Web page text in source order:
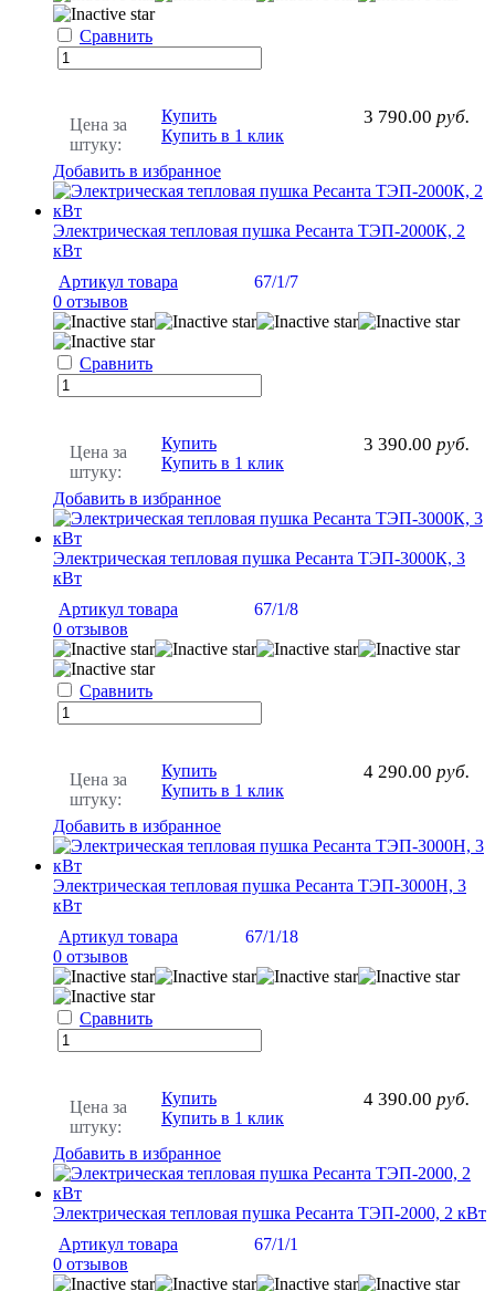
Сравнить
Цена за
штуку:
3 790.00 руб.
Купить
Купить в 1 клик
Добавить в избранное
Электрическая тепловая пушка Ресанта ТЭП-2000К, 2
кВт
Артикул товара
67/1/7
0 отзывов
Сравнить
Цена за
штуку:
3 390.00 руб.
Купить
Купить в 1 клик
Добавить в избранное
Электрическая тепловая пушка Ресанта ТЭП-3000К, 3
кВт
Артикул товара
67/1/8
0 отзывов
Сравнить
Цена за
штуку:
4 290.00 руб.
Купить
Купить в 1 клик
Добавить в избранное
Электрическая тепловая пушка Ресанта ТЭП-3000Н, 3
кВт
Артикул товара
67/1/18
0 отзывов
Сравнить
Цена за
штуку:
4 390.00 руб.
Купить
Купить в 1 клик
Добавить в избранное
Электрическая тепловая пушка Ресанта ТЭП-2000, 2 кВт
Артикул товара
67/1/1
0 отзывов